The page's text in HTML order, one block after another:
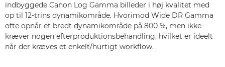
indbyggede Canon Log Gamma billeder i høj kvalitet med
op til 12-trins dynamikområde. Hvorimod Wide DR Gamma
ofte opnår et bredt dynamikområde på 800 %, men ikke
kræver nogen efterproduktionsbehandling, hvilket er ideelt
når der kræves et enkelt/hurtigt workflow.